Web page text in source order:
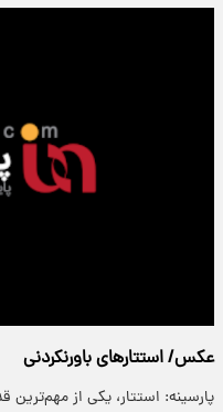
عکس/ استتارهای باورنکردنی
پارسینه: استتار، یکی از